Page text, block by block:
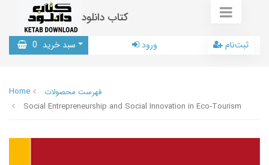
کتاب دانلود
سبد خرید 0 ورود ثبت‌نام
Home
فهرست محصولات
Social Entrepreneurship and Social Innovation in Eco-Tourism